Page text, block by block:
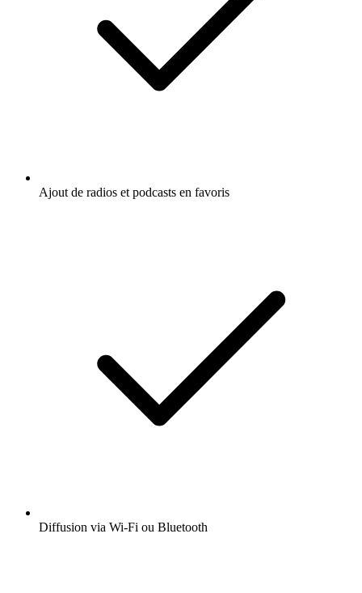
Ajout de radios et podcasts en favoris
Diffusion via Wi-Fi ou Bluetooth